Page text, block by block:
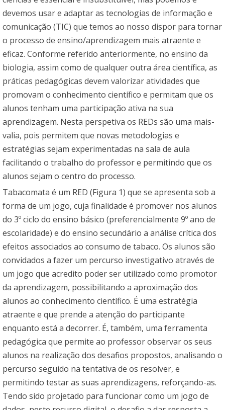
devemos usar e adaptar as tecnologias de informação e
comunicação (TIC) que temos ao nosso dispor para tornar
o processo de ensino/aprendizagem mais atraente e
eficaz. Conforme referido anteriormente, no ensino da
biologia, assim como de qualquer outra área científica, as
práticas pedagógicas devem valorizar atividades que
promovam o conhecimento científico e permitam que os
alunos tenham uma participação ativa na sua
aprendizagem. Nesta perspetiva os REDs são uma mais-
valia, pois permitem que novas metodologias e
estratégias sejam experimentadas na sala de aula
facilitando o trabalho do professor e permitindo que os
alunos sejam o centro do processo.
Tabacomata é um RED (Figura 1) que se apresenta sob a
forma de um jogo, cuja finalidade é promover nos alunos
do 3º ciclo do ensino básico (preferencialmente 9º ano de
escolaridade) e do ensino secundário a análise crítica dos
efeitos associados ao consumo de tabaco. Os alunos são
convidados a fazer um percurso investigativo através de
um jogo que acredito poder ser utilizado como promotor
da aprendizagem, possibilitando a aproximação dos
alunos ao conhecimento científico. É uma estratégia
atraente e que prende a atenção do participante
enquanto está a decorrer. É, também, uma ferramenta
pedagógica que permite ao professor observar os seus
alunos na realização dos desafios propostos, analisando o
percurso seguido na tentativa de os resolver, e
permitindo testar as suas aprendizagens, reforçando-as.
Tendo sido projetado para funcionar como um jogo de